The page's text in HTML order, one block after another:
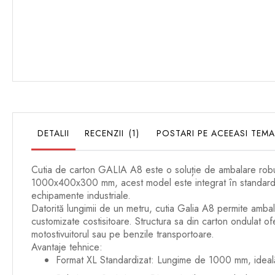
gallery
DETALII RECENZII 1 POSTARI PE ACEEASI TEMA
Cutia de carton GALIA A8 este o soluție de ambalare
1000x400x300 mm, acest model este integrat în
echipamente industriale.
Datorită lungimii de un metru, cutia Galia A8 permite
customizate costisitoare. Structura sa din carton ondulat
motostivuitorul sau pe benzile transportoare.
Avantaje tehnice:
Format XL Standardizat: Lungime de 1000 mm,